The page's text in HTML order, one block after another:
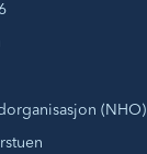
(NHO)